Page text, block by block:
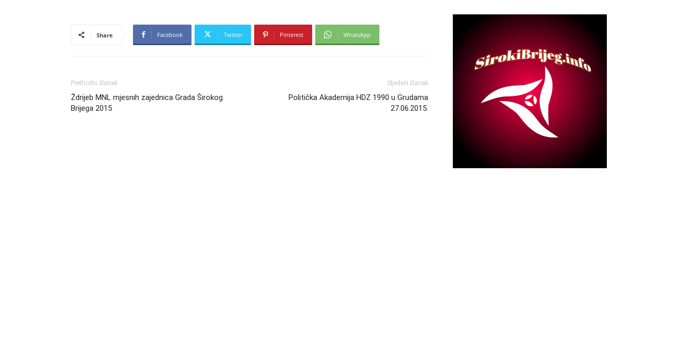
Share Facebook Twitter Pinterest WhatsApp
Prethodni članak
Ždrijeb MNL mjesnih zajednica Grada Širokog
Brijega 2015
Sljedeći članak
Politička Akademija HDZ 1990 u Grudama
27.06.2015.